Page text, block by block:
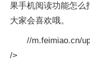
果手机阅读功能怎么
大家会喜欢哦。
//m.feimiao.cn/
/>